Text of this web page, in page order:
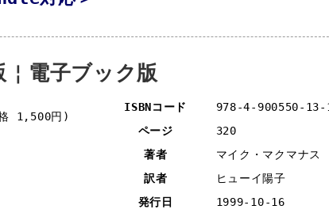
￤電子ブック版
1,500円)
ISBNコード
978-4-900550-13-
ページ
320
著者
マイク・マクマナス
訳者
ヒューイ陽子
発行日
1999-10-16